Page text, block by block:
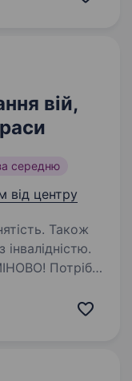
вій,
середню
від центру
Також